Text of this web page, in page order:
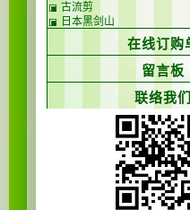
古流剪
日本黑剑山
在线订购
留言板
联络我们